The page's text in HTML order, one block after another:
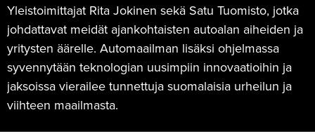
Yleistoimittajat Rita Jokinen sekä Satu Tuomisto, jotka
johdattavat meidät ajankohtaisten autoalan aiheiden ja
yritysten äärelle. Automaailman lisäksi ohjelmassa
syvennytään teknologian uusimpiin innovaatioihin ja
jaksoissa vierailee tunnettuja suomalaisia urheilun ja
viihteen maailmasta.